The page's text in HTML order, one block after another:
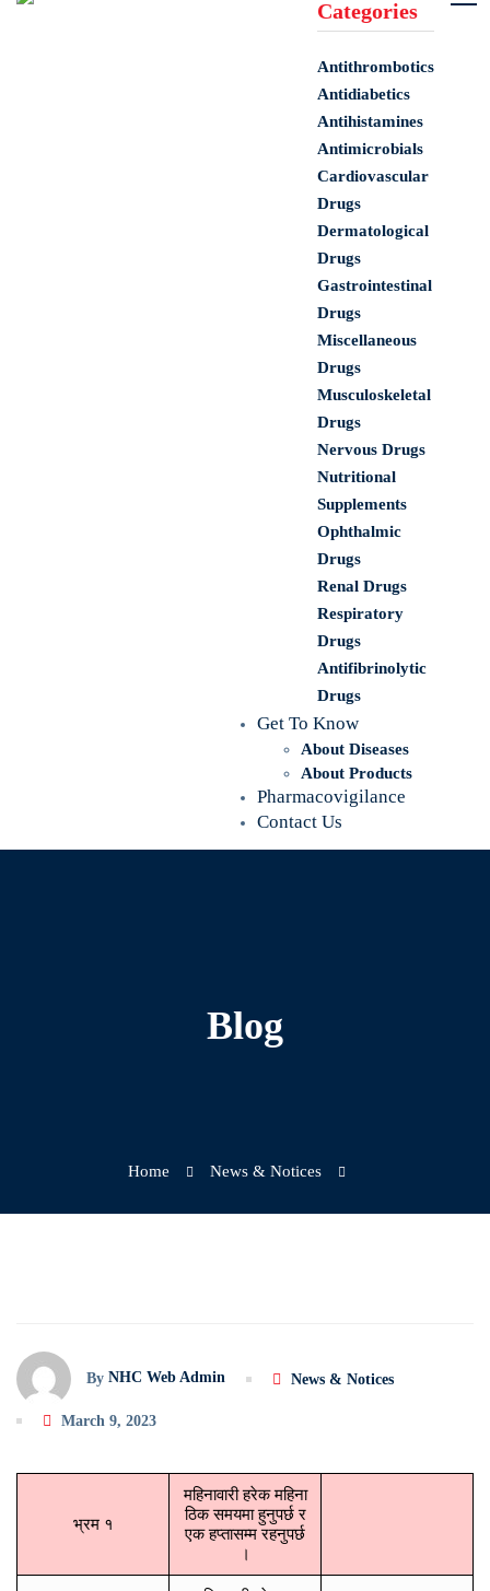
Categories
Antithrombotics
Antidiabetics
Antihistamines
Antimicrobials
Cardiovascular
Drugs
Dermatological
Drugs
Gastrointestinal
Drugs
Miscellaneous
Drugs
Musculoskeletal
Drugs
Nervous Drugs
Nutritional
Supplements
Ophthalmic
Drugs
Renal Drugs
Respiratory
Drugs
Antifibrinolytic
Drugs
Get To Know
About Diseases
About Products
Pharmacovigilance
Contact Us
Blog
Home News & Notices
By NHC Web Admin News & Notices
March 9, 2023
भ्रम १
महिनावारी हरेक महिना
ठिक समयमा हुनुपर्छ र
एक हप्तासम्म रहनुपर्छ
।